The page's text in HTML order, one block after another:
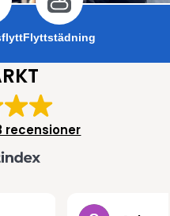
Flyttstädning
recensioner